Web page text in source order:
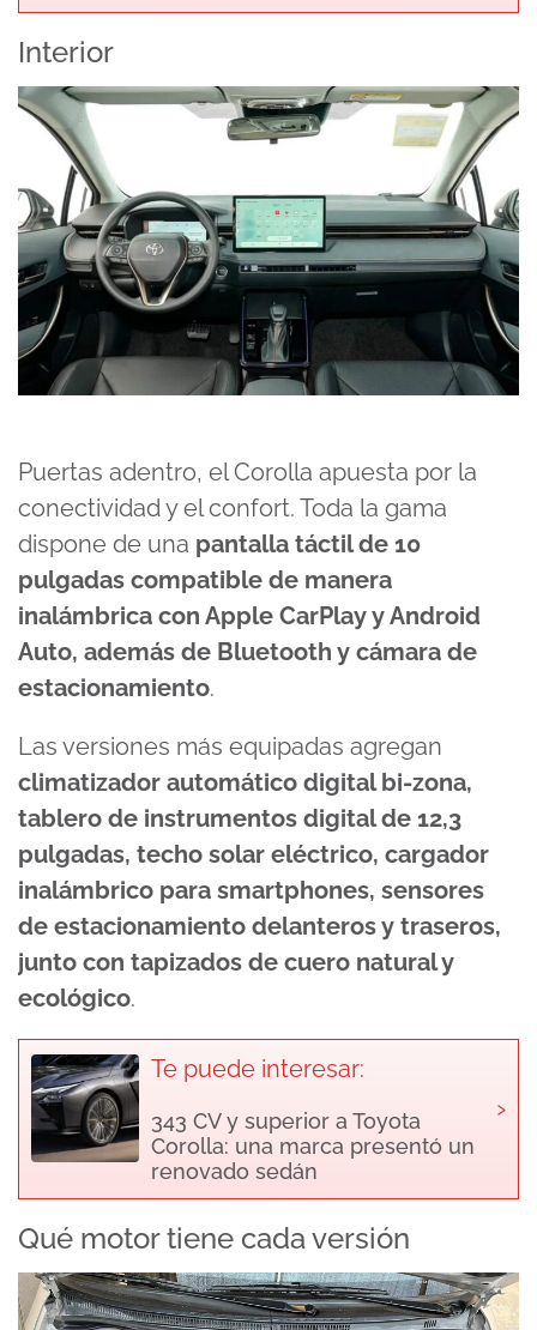
Interior
Puertas adentro, el Corolla apuesta por la
conectividad y el confort. Toda la gama
dispone de una pantalla táctil de 10
pulgadas compatible de manera
inalámbrica con Apple CarPlay y Android
Auto, además de Bluetooth y cámara de
estacionamiento.
Las versiones más equipadas agregan
climatizador automático digital bi-zona,
tablero de instrumentos digital de 12,3
pulgadas, techo solar eléctrico, cargador
inalámbrico para smartphones, sensores
de estacionamiento delanteros y traseros,
junto con tapizados de cuero natural y
ecológico.
Te puede interesar:
343 CV y superior a Toyota
Corolla: una marca presentó un
renovado sedán
›
Qué motor tiene cada versión